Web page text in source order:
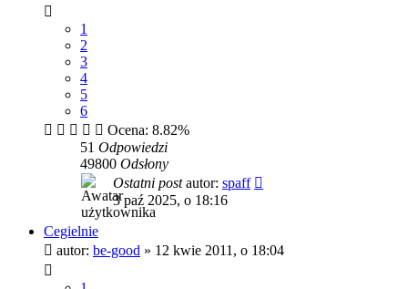
1
2
3
4
5
6
Ocena: 8.82%
51 Odpowiedzi
49800 Odsłony
Ostatni postautor: spaff
3 paź 2025, o 18:16
Cegielnie
autor: be-good » 12 kwie 2011, o 18:04